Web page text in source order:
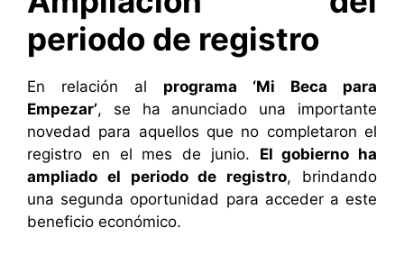
periodo de registro
En relación al programa ‘Mi Beca para
Empezar’, se ha anunciado una importante
novedad para aquellos que no completaron el
registro en el mes de junio. El gobierno ha
ampliado el periodo de registro, brindando
una segunda oportunidad para acceder a este
beneficio económico.